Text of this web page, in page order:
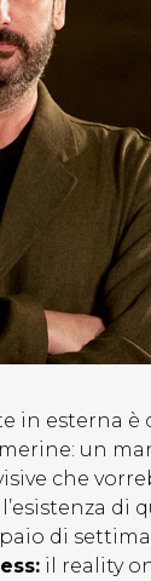
esterna è
un
che
di
di
il reality